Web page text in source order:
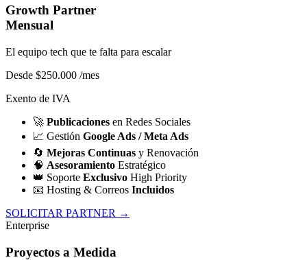
Growth Partner
Mensual
El equipo tech que te falta para escalar
Desde $250.000 /mes
Exento de IVA
🚀 Publicaciones en Redes Sociales
📈 Gestión Google Ads / Meta Ads
🔄 Mejoras Continuas y Renovación
🧠 Asesoramiento Estratégico
👑 Soporte Exclusivo High Priority
📧 Hosting & Correos Incluidos
SOLICITAR PARTNER →
Enterprise
Proyectos a Medida